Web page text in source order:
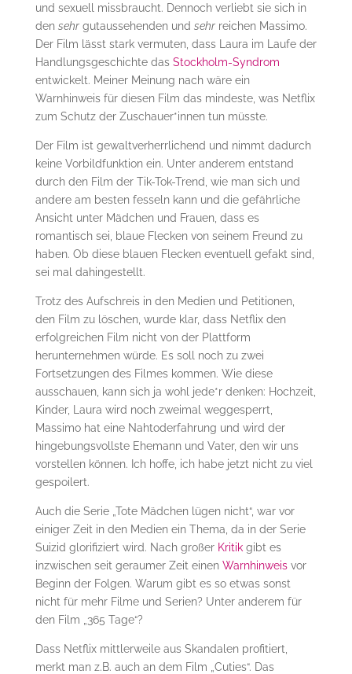
und sexuell missbraucht. Dennoch verliebt sie sich in
den sehrgutaussehenden und sehrreichen Massimo.
Der Film lässt stark vermuten, dass Laura im Laufe der
Handlungsgeschichte das Stockholm-Syndrom
entwickelt. Meiner Meinung nach wäre ein
Warnhinweis für diesen Film das mindeste, was Netflix
zum Schutz der Zuschauer*innen tun müsste.
Der Film ist gewaltverherrlichend und nimmt dadurch
keine Vorbildfunktion ein. Unter anderem entstand
durch den Film der Tik-Tok-Trend, wie man sich und
andere am besten fesseln kann und die gefährliche
Ansicht unter Mädchen und Frauen, dass es
romantisch sei, blaue Flecken von seinem Freund zu
haben. Ob diese blauen Flecken eventuell gefakt sind,
sei mal dahingestellt.
Trotz des Aufschreis in den Medien und Petitionen,
den Film zu löschen, wurde klar, dass Netflix den
erfolgreichen Film nicht von der Plattform
herunternehmen würde. Es soll noch zu zwei
Fortsetzungen des Filmes kommen. Wie diese
ausschauen, kann sich ja wohl jede*r denken: Hochzeit,
Kinder, Laura wird noch zweimal weggesperrt,
Massimo hat eine Nahtoderfahrung und wird der
hingebungsvollste Ehemann und Vater, den wir uns
vorstellen können. Ich hoffe, ich habe jetzt nicht zu viel
gespoilert.
Auch die Serie „Tote Mädchen lügen nicht“, war vor
einiger Zeit in den Medien ein Thema, da in der Serie
Suizid glorifiziert wird. Nach großerKritikgibt es
inzwischen seit geraumer Zeit einen Warnhinweisvor
Beginn der Folgen. Warum gibt es so etwas sonst
nicht für mehr Filme und Serien? Unter anderem für
den Film „365 Tage“?
Dass Netflix mittlerweile aus Skandalen profitiert,
merkt man z.B. auch an dem Film „Cuties“. Das